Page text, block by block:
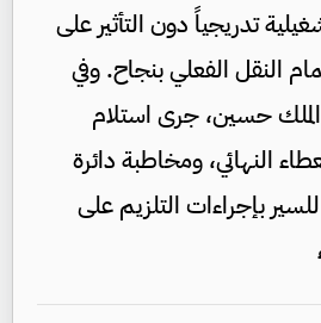
تدريجياً دون التأثير على
النقل الفعلي بنجاح. وفي
حسين، جرى استلام
النهائي، ومخاطبة دائرة
بإجراءات التلزيم على